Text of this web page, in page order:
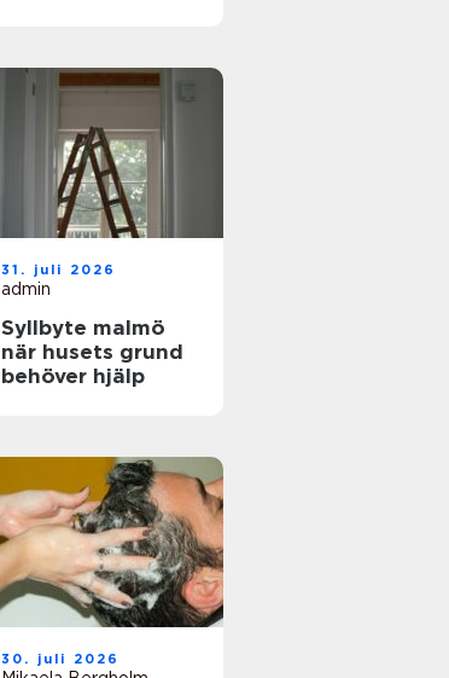
31. juli 2026
admin
Syllbyte malmö
när husets grund
behöver hjälp
30. juli 2026